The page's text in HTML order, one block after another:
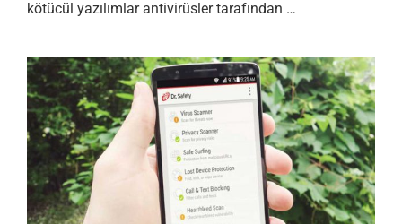
kötücül yazılımlar antivirüsler tarafından …